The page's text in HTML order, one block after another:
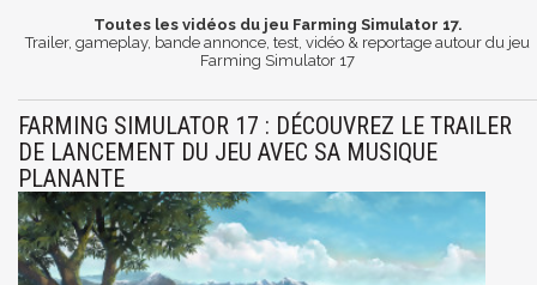
Toutes les vidéos du jeu Farming Simulator 17.
Trailer, gameplay, bande annonce, test, vidéo & reportage autour du jeu
Farming Simulator 17
FARMING SIMULATOR 17 : DÉCOUVREZ LE TRAILER
DE LANCEMENT DU JEU AVEC SA MUSIQUE
PLANANTE